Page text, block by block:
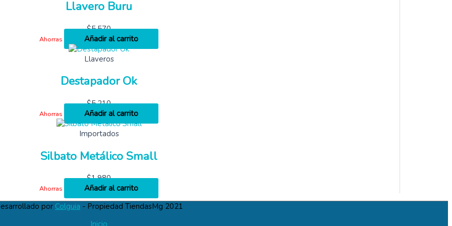
Llavero Buru
$5,570
Ahorras
Añadir al carrito
Llaveros
Destapador Ok
$5,210
Ahorras
Añadir al carrito
Importados
Silbato Metálico Small
$1,980
Ahorras
Añadir al carrito
por Colguia - Propiedad TiendasMg 2021